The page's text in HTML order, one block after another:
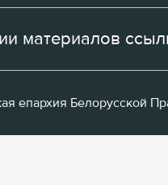
материалов
епархия Белорусской